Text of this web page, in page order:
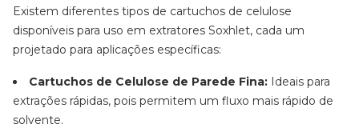
Existem diferentes tipos de cartuchos de celulose
disponíveis para uso em extratores Soxhlet, cada um
projetado para aplicações específicas:
Cartuchos de Celulose de Parede Fina: Ideais para
extrações rápidas, pois permitem um fluxo mais rápido de
solvente.